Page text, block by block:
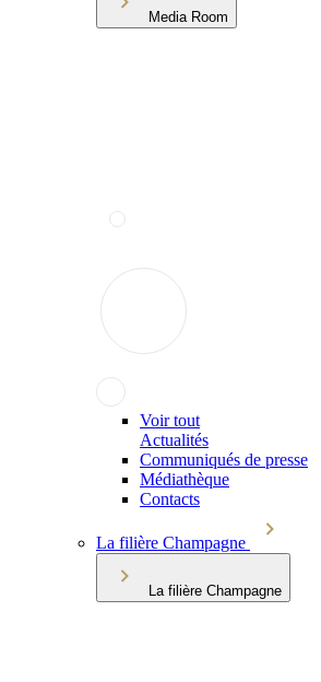
Media Room
Voir tout
Actualités
Communiqués de presse
Médiathèque
Contacts
La filière Champagne
La filière Champagne